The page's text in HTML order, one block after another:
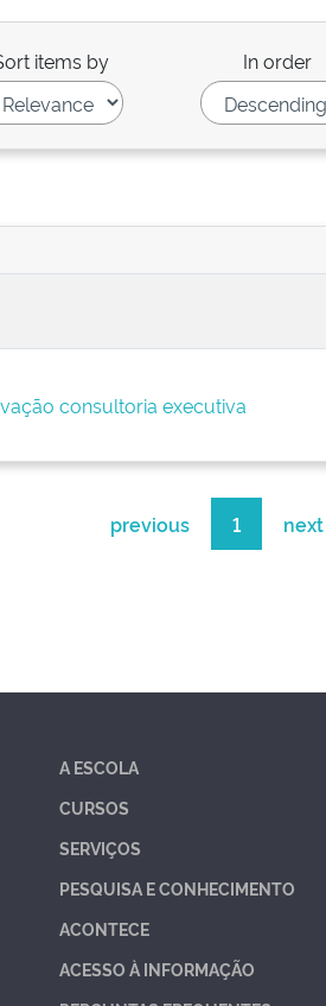
items by In order
consultoria executiva
previous 1 next
A ESCOLA
CURSOS
SERVIÇOS
PESQUISA E CONHECIMENTO
ACONTECE
ACESSO À INFORMAÇÃO